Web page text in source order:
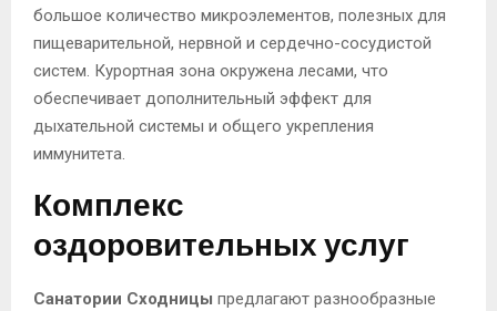
большое количество микроэлементов, полезных для
пищеварительной, нервной и сердечно-сосудистой
систем. Курортная зона окружена лесами, что
обеспечивает дополнительный эффект для
дыхательной системы и общего укрепления
иммунитета.
Комплекс
оздоровительных услуг
Санатории Сходницы предлагают разнообразные